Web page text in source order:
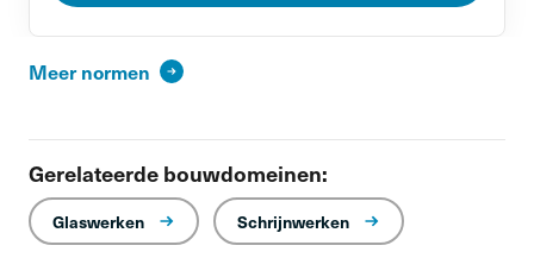
Meer normen
Gerelateerde bouwdomeinen:
Glaswerken Schrijnwerken